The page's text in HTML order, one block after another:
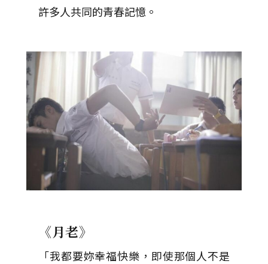
許多人共同的青春記憶。
《月老》
「我都要妳幸福快樂，即使那個人不是